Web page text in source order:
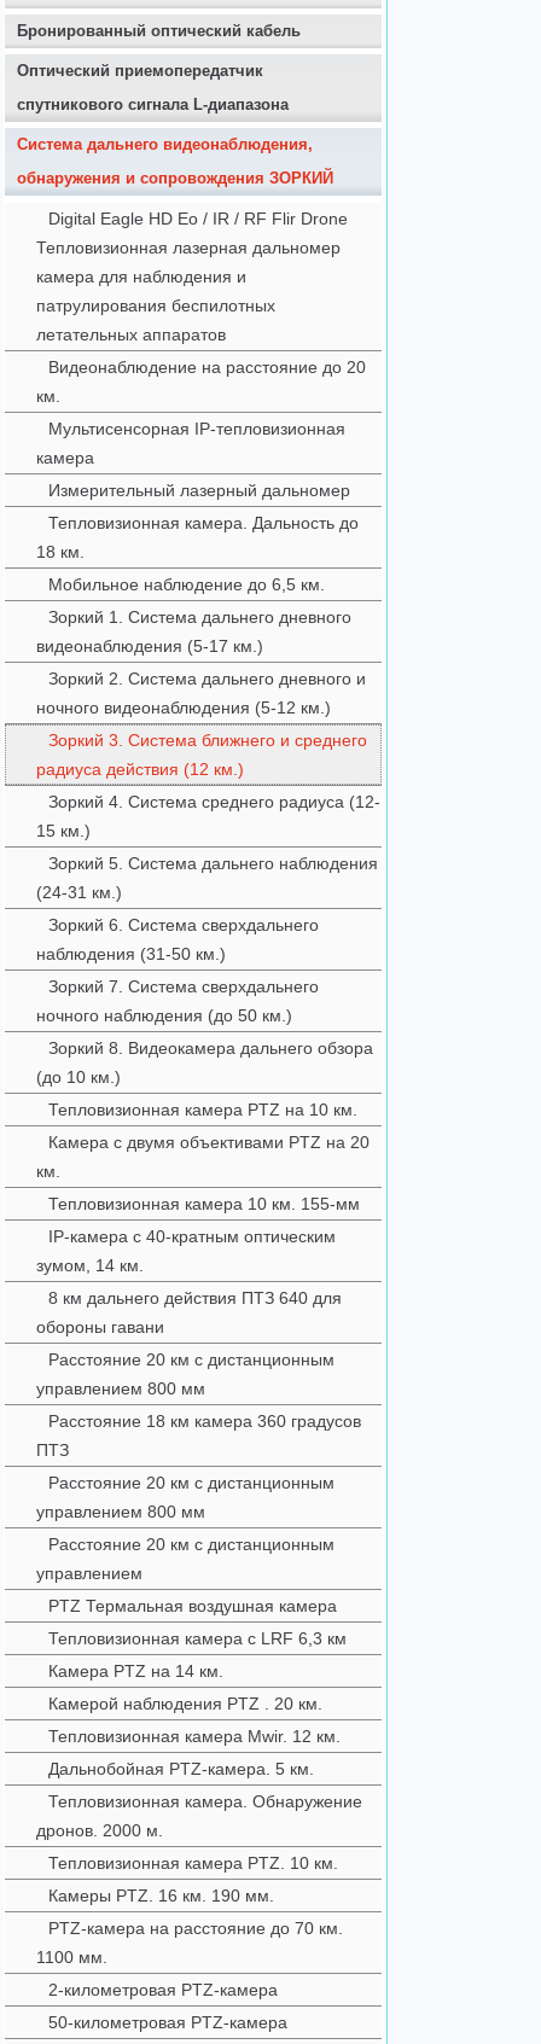
Бронированный оптический кабель
Оптический приемопередатчик
спутникового сигнала L-диапазона
Система дальнего видеонаблюдения,
обнаружения и сопровождения ЗОРКИЙ
Digital Eagle HD Eo / IR / RF Flir Drone
Тепловизионная лазерная дальномер
камера для наблюдения и
патрулирования беспилотных
летательных аппаратов
Видеонаблюдение на расстояние до 20
км.
Мультисенсорная IP-тепловизионная
камера
Измерительный лазерный дальномер
Тепловизионная камера. Дальность до
18 км.
Мобильное наблюдение до 6,5 км.
Зоркий 1. Система дальнего дневного
видеонаблюдения (5-17 км.)
Зоркий 2. Система дальнего дневного и
ночного видеонаблюдения (5-12 км.)
Зоркий 3. Система ближнего и среднего
радиуса действия (12 км.)
Зоркий 4. Система среднего радиуса (12-
15 км.)
Зоркий 5. Система дальнего наблюдения
(24-31 км.)
Зоркий 6. Система сверхдальнего
наблюдения (31-50 км.)
Зоркий 7. Система сверхдальнего
ночного наблюдения (до 50 км.)
Зоркий 8. Видеокамера дальнего обзора
(до 10 км.)
Тепловизионная камера PTZ на 10 км.
Камера с двумя объективами PTZ на 20
км.
Тепловизионная камера 10 км. 155-мм
IP-камера с 40-кратным оптическим
зумом, 14 км.
8 км дальнего действия ПТЗ 640 для
обороны гавани
Расстояние 20 км с дистанционным
управлением 800 мм
Расстояние 18 км камера 360 градусов
ПТЗ
Расстояние 20 км с дистанционным
управлением 800 мм
Расстояние 20 км с дистанционным
управлением
PTZ Термальная воздушная камера
Тепловизионная камера с LRF 6,3 км
Камера PTZ на 14 км.
Камерой наблюдения PTZ . 20 км.
Тепловизионная камера Mwir. 12 км.
Дальнобойная PTZ-камера. 5 км.
Тепловизионная камера. Обнаружение
дронов. 2000 м.
Тепловизионная камера PTZ. 10 км.
Камеры PTZ. 16 км. 190 мм.
PTZ-камера на расстояние до 70 км.
1100 мм.
2-километровая PTZ-камера
50-километровая PTZ-камера